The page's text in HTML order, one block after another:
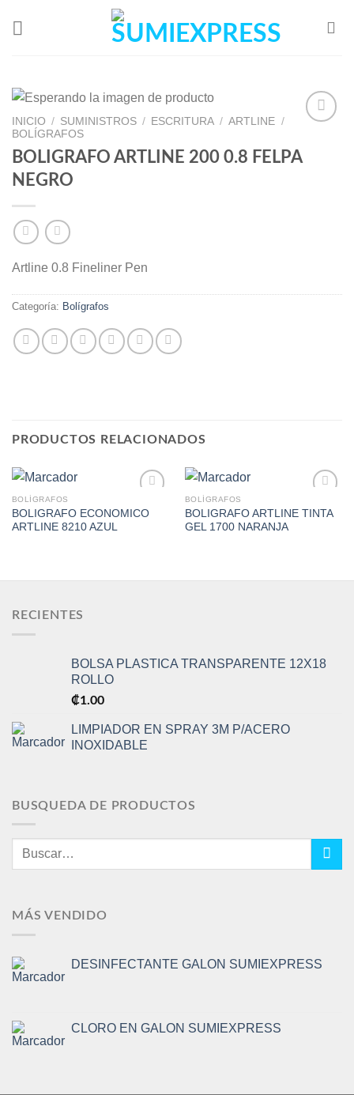
Add to
INICIO / SUMINISTROS / ESCRITURA / ARTLINE /
BOLÍGRAFOS
BOLIGRAFO ARTLINE 200 0.8 FELPA
NEGRO
Artline 0.8 Fineliner Pen
Categoría: Bolígrafos
PRODUCTOS RELACIONADOS
BOLÍGRAFOS
BOLIGRAFO ECONOMICO
ARTLINE 8210 AZUL
BOLÍGRAFOS
BOLIGRAFO ARTLINE TINTA
GEL 1700 NARANJA
RECIENTES
BOLSA PLASTICA TRANSPARENTE 12X18
ROLLO
₡1.00
LIMPIADOR EN SPRAY 3M P/ACERO
INOXIDABLE
BUSQUEDA DE PRODUCTOS
Buscar
MÁS VENDIDO
DESINFECTANTE GALON SUMIEXPRESS
CLORO EN GALON SUMIEXPRESS